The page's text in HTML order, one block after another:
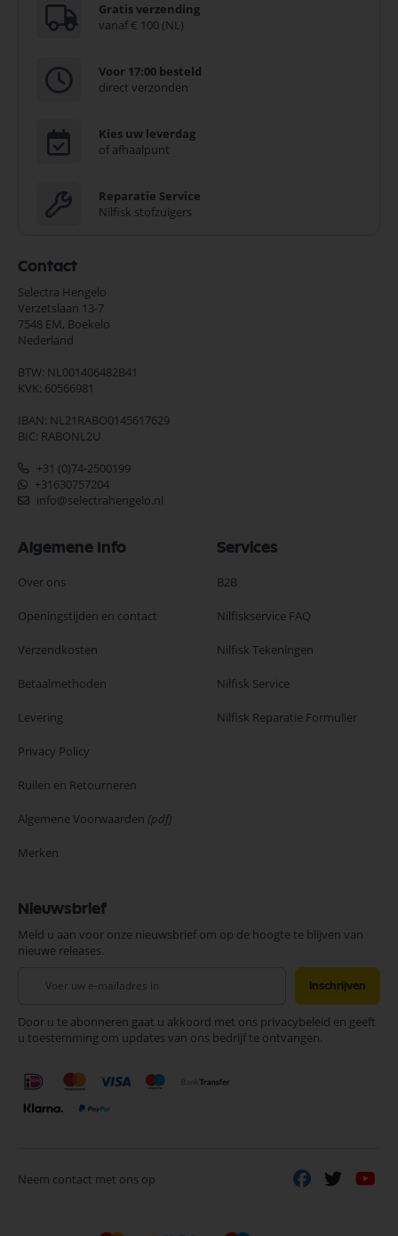
Gratis verzending
vanaf € 100 (NL)
Voor 17:00 besteld
direct verzonden
Kies uw leverdag
of afhaalpunt
Reparatie Service
Nilfisk stofzuigers
Contact
Selectra Hengelo
Verzetslaan 13-7
7548 EM, Boekelo
Nederland
BTW: NL001406482B41
KVK: 60566981
IBAN: NL21RABO0145617629
BIC: RABONL2U
+31 (0)74-2500199
+31630757204
info@selectrahengelo.nl
Algemene Info
Over ons
Openingstijden en contact
Verzendkosten
Betaalmethoden
Levering
Privacy Policy
Ruilen en Retourneren
Algemene Voorwaarden (pdf)
Merken
Services
B2B
Nilfiskservice FAQ
Nilfisk Tekeningen
Nilfisk Service
Nilfisk Reparatie Formulier
Nieuwsbrief
Meld u aan voor onze nieuwsbrief om op de hoogte te blijven van
nieuwe releases.
onze
nieuwsbrief
Inschrijven
Door u te abonneren gaat u akkoord met ons privacybeleid en geeft
u toestemming om updates van ons bedrijf te ontvangen.
Neem contact met ons op